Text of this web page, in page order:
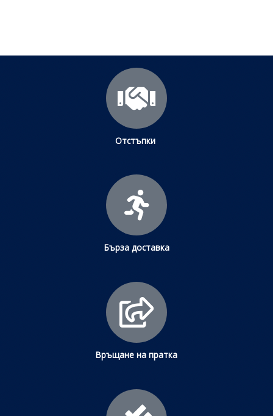
Отстъпки
Бърза доставка
Връщане на пратка